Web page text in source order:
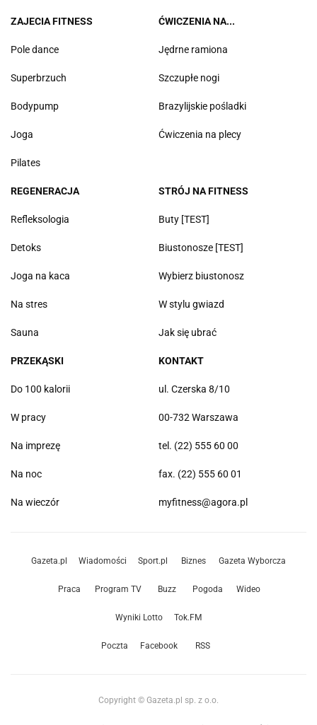
ZAJECIA FITNESS
Pole dance
Superbrzuch
Bodypump
Joga
Pilates
ĆWICZENIA NA...
Jędrne ramiona
Szczupłe nogi
Brazylijskie pośladki
Ćwiczenia na plecy
REGENERACJA
Refleksologia
Detoks
Joga na kaca
Na stres
Sauna
STRÓJ NA FITNESS
Buty [TEST]
Biustonosze [TEST]
Wybierz biustonosz
W stylu gwiazd
Jak się ubrać
PRZEKĄSKI
Do 100 kalorii
W pracy
Na imprezę
Na noc
Na wieczór
KONTAKT
ul. Czerska 8/10
00-732 Warszawa
tel. (22) 555 60 00
fax. (22) 555 60 01
myfitness@agora.pl
Gazeta.pl Wiadomości Sport.pl Biznes Gazeta Wyborcza
Praca Program TV Buzz Pogoda Wideo
Wyniki Lotto Tok.FM
Poczta Facebook RSS
Copyright © Gazeta.pl sp. z o.o.